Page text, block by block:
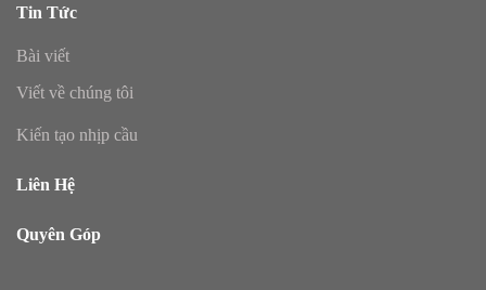
Tin Tức
Bài viết
Viết về chúng tôi
Kiến tạo nhịp cầu
Liên Hệ
Quyên Góp